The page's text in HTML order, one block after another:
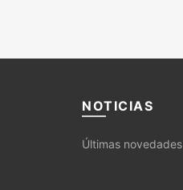
NOTICIAS
Últimas novedades